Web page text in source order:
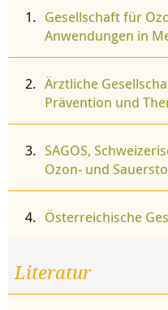
Gesellschaft für
Anwendungen in
Ärztliche
Prävention und
SAGOS,
Ozon- und
Österreichische
Literatur